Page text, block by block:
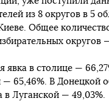
из 8 округов в 5
Общее
округов
явка в столице —
— 65,46%. В Донецкой
в Луганской — 49,03%.